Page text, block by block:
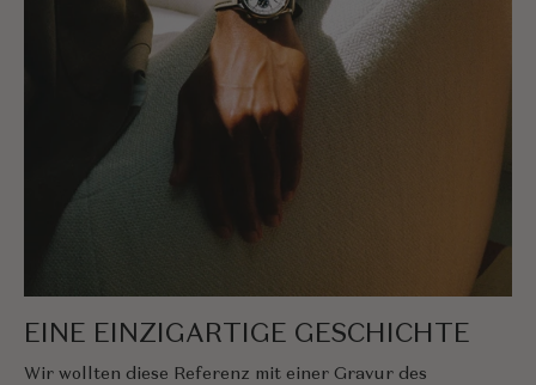
EINE EINZIGARTIGE GESCHICHTE
Wir wollten diese Referenz mit einer Gravur des